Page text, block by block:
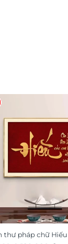
thư pháp chữ Hiếu